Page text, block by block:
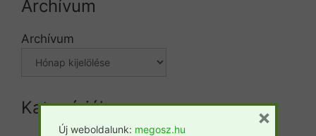
Archívum
Archívum
Kategóriák
Új weboldalunk: megosz.hu
×